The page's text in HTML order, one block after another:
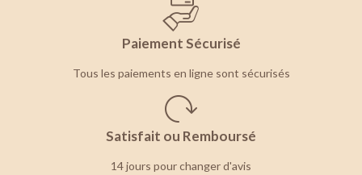
Paiement Sécurisé
Tous les paiements en ligne sont sécurisés
Satisfait ou Remboursé
14 jours pour changer d'avis